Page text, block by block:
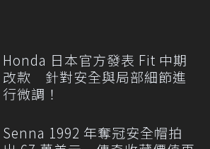
Honda 日本官方發表 Fit 中期
改款 針對安全與局部細節進
行微調！
Senna 1992 年奪冠安全帽拍